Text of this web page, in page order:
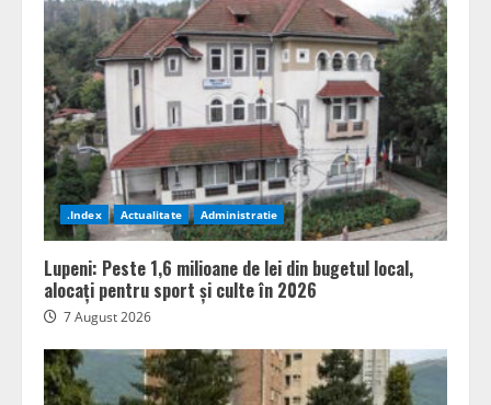
.Index Actualitate Administratie
Lupeni: Peste 1,6 milioane de lei din bugetul local,
alocați pentru sport și culte în 2026
7 August 2026